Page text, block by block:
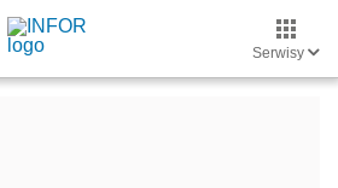
Serwisy